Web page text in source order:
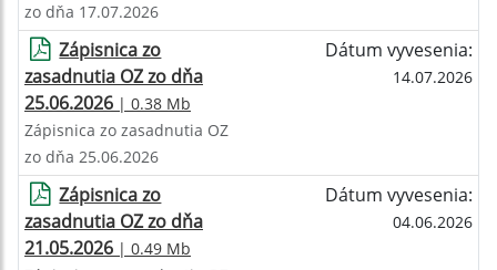
zo dňa 17.07.2026
Zápisnica zo
zasadnutia OZ zo dňa
25.06.2026 | 0.38 Mb
Dátum vyvesenia:
14.07.2026
Zápisnica zo zasadnutia OZ
zo dňa 25.06.2026
Zápisnica zo
zasadnutia OZ zo dňa
21.05.2026 | 0.49 Mb
Dátum vyvesenia:
04.06.2026